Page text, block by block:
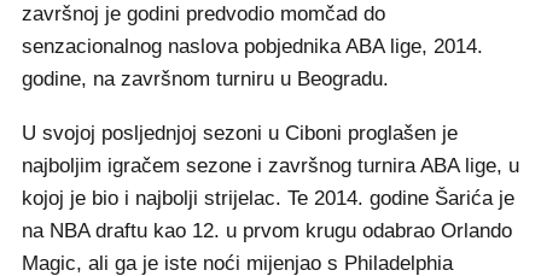
završnoj je godini predvodio momčad do
senzacionalnog naslova pobjednika ABA lige, 2014.
godine, na završnom turniru u Beogradu.
U svojoj posljednjoj sezoni u Ciboni proglašen je
najboljim igračem sezone i završnog turnira ABA lige, u
kojoj je bio i najbolji strijelac. Te 2014. godine Šarića je
na NBA draftu kao 12. u prvom krugu odabrao Orlando
Magic, ali ga je iste noći mijenjao s Philadelphia